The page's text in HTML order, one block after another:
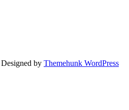
Designed by Themehunk WordPress